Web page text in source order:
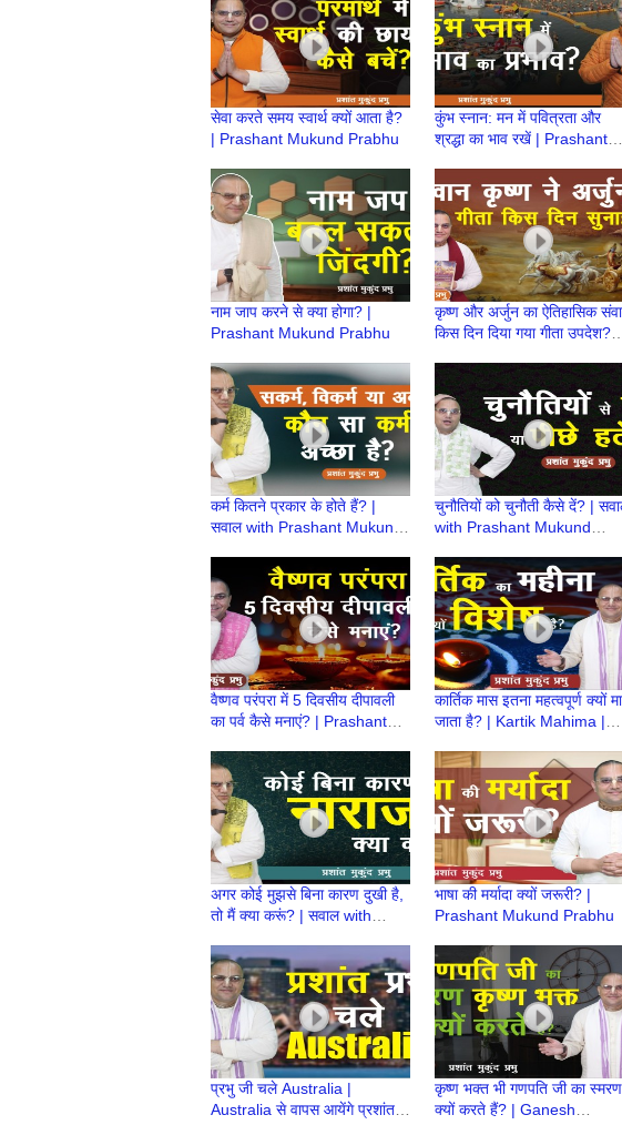
सेवा करते समय स्वार्थ क्यों आता है?
| Prashant Mukund Prabhu
कुंभ स्नान: मन में पवित्रता और
श्रद्धा का भाव रखें | Prashant
नाम जाप करने से क्या होगा? |
Prashant Mukund Prabhu
कृष्ण और अर्जुन का ऐतिहासिक
किस दिन दिया गया गीता उपदेश?
Gita Jayanti
कर्म कितने प्रकार के होते हैं? |
सवाल with Prashant Mukund
चुनौतियों को चुनौती कैसे दें? |
with Prashant Mukund
वैष्णव परंपरा में 5 दिवसीय दीपावली
का पर्व कैसे मनाएं? | Prashant
Deepotsav
कार्तिक मास इतना महत्वपूर्ण क्यों
जाता है? | Kartik Mahima |
Prabhu
अगर कोई मुझसे बिना कारण दुखी है,
तो मैं क्या करूं? | सवाल with
भाषा की मर्यादा क्यों जरूरी? |
Prashant Mukund Prabhu
प्रभु जी चले Australia |
Australia से वापस आयेंगे प्रशांत
कृष्ण भक्त भी गणपति जी का स्मरण
क्यों करते हैं? | Ganesh